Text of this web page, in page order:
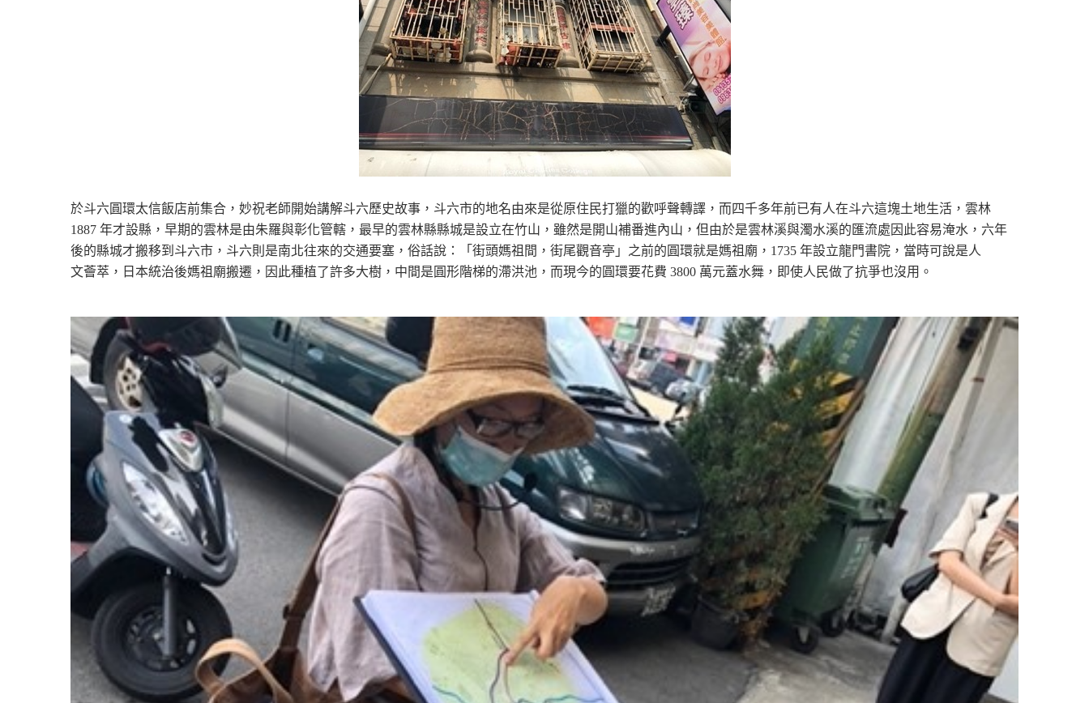
於⽃六圓環太信飯店前集合，妙祝老師開始講解⽃六歷史故事，⽃六市的地名由來是從原住⺠打獵的歡呼聲轉譯，⽽四千多年前已有⼈在⽃六這塊⼟地⽣活，雲林
1887 年才設縣，早期的雲林是由朱羅與彰化管轄，最早的雲林縣縣城是設立在⽵⼭，雖然是開⼭補番進內⼭，但由於是雲林溪與濁⽔溪的匯流處因此容易淹⽔，六年
後的縣城才搬移到⽃六市，⽃六則是南北往來的交通要塞，俗話說：「街頭媽祖間，街尾觀⾳亭」之前的圓環就是媽祖廟，1735 年設立龍⾨書院，當時可說是⼈
⽂薈萃，⽇本統治後媽祖廟搬遷，因此種植了許多⼤樹，中間是圓形階梯的滯洪池，⽽現今的圓環要花費 3800 萬元蓋⽔舞，即使⼈⺠做了抗爭也沒⽤。